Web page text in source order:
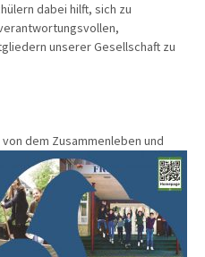
dabei hilft, sich zu
unserer Gesellschaft zu
dem Zusammenleben und